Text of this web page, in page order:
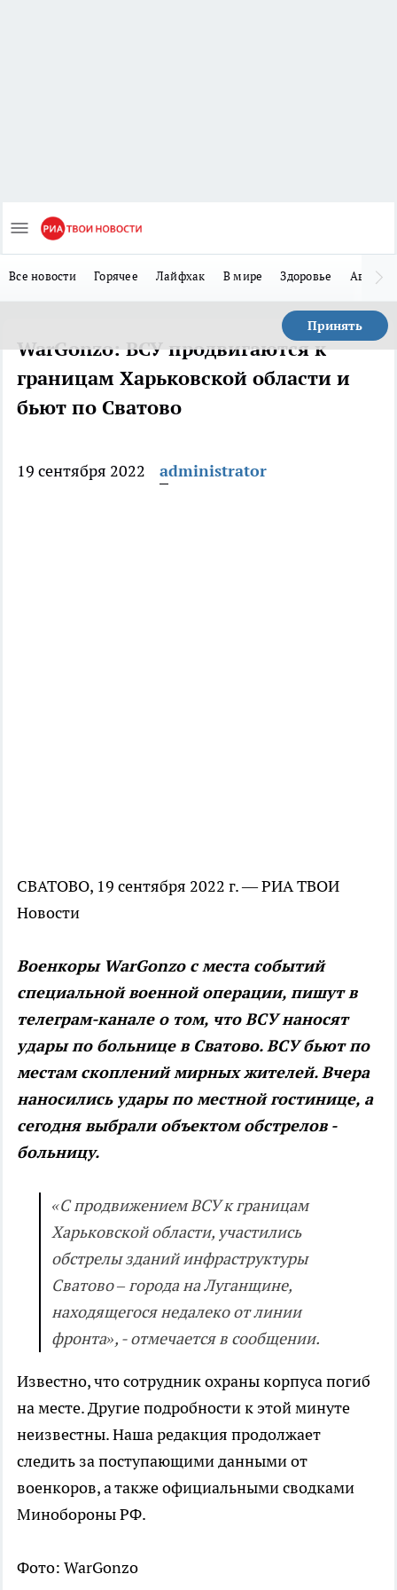
Все новости Горячее Лайфхак В мире Здоровье Авто
Принять
WarGonzo: ВСУ продвигаются к
границам Харьковской области и
бьют по Сватово
19 сентября 2022 administrator
СВАТОВО, 19 сентября 2022 г. — РИА ТВОИ
Новости
Военкоры WarGonzo с места событий
специальной военной операции, пишут в
телеграм-канале о том, что ВСУ наносят
удары по больнице в Сватово. ВСУ бьют по
местам скоплений мирных жителей. Вчера
наносились удары по местной гостинице, а
сегодня выбрали объектом обстрелов -
больницу.
«С продвижением ВСУ к границам
Харьковской области, участились
обстрелы зданий инфраструктуры
Сватово – города на Луганщине,
находящегося недалеко от линии
фронта», - отмечается в сообщении.
Известно, что сотрудник охраны корпуса погиб
на месте. Другие подробности к этой минуте
неизвестны. Наша редакция продолжает
следить за поступающими данными от
военкоров, а также официальными сводками
Минобороны РФ.
Фото: WarGonzo